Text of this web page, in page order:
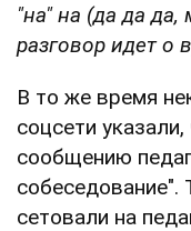
"на" на (да да да,
разговор идет о
В то же время
соцсети
сообщению
собеседование".
сетовали на